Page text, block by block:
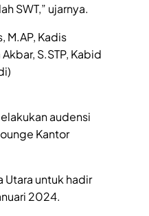
SWT,” ujarnya.
M.AP, Kadis
S.STP, Kabid
audensi
Kantor
Utara untuk hadir
2024.